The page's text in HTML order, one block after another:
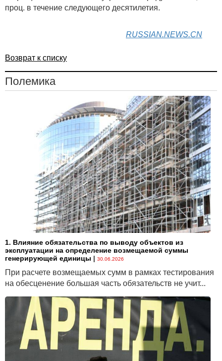
проц. в течение следующего десятилетия.
RUSSIAN.NEWS.CN
Возврат к списку
Полемика
1. Влияние обязательства по выводу объектов из
эксплуатации на определение возмещаемой суммы
генерирующей единицы | 30.06.2026
При расчете возмещаемых сумм в рамках тестирования
на обесценение большая часть обязательств не учит...